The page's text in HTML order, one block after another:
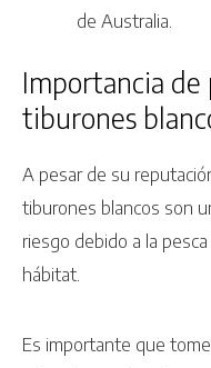
de Australia.
Importancia
tiburones
A pesar de su
tiburones blancos son
riesgo debido a la
hábitat.
Es importante que